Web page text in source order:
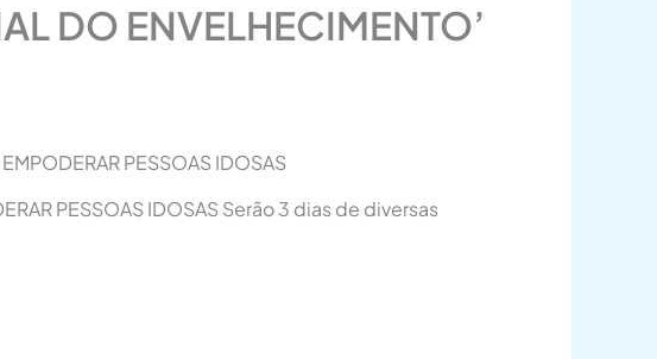
DO ENVELHECIMENTO’
PESSOAS IDOSAS
PESSOAS IDOSAS Serão 3 dias de diversas